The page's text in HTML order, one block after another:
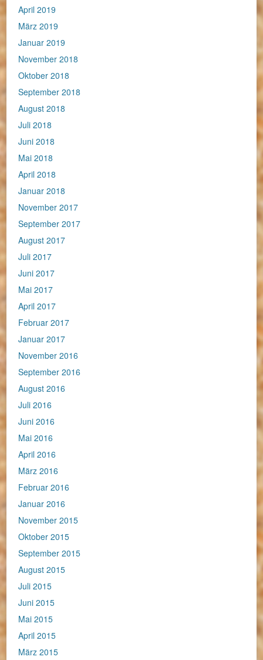
April 2019
März 2019
Januar 2019
November 2018
Oktober 2018
September 2018
August 2018
Juli 2018
Juni 2018
Mai 2018
April 2018
Januar 2018
November 2017
September 2017
August 2017
Juli 2017
Juni 2017
Mai 2017
April 2017
Februar 2017
Januar 2017
November 2016
September 2016
August 2016
Juli 2016
Juni 2016
Mai 2016
April 2016
März 2016
Februar 2016
Januar 2016
November 2015
Oktober 2015
September 2015
August 2015
Juli 2015
Juni 2015
Mai 2015
April 2015
März 2015